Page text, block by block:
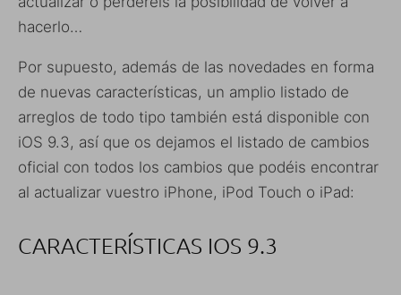
hacerlo…
Por supuesto, además de las novedades en forma
de nuevas características, un amplio listado de
arreglos de todo tipo también está disponible con
iOS 9.3, así que os dejamos el listado de cambios
oficial con todos los cambios que podéis encontrar
al actualizar vuestro iPhone, iPod Touch o iPad:
CARACTERÍSTICAS IOS 9.3